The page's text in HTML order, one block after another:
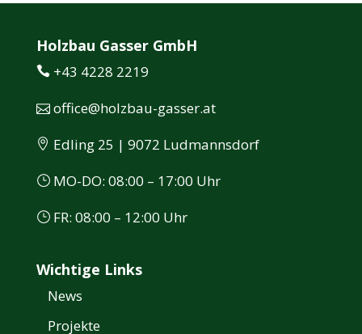
Holzbau Gasser GmbH
+43 4228 2219
office@holzbau-gasser.at
Edling 25 | 9072 Ludmannsdorf
MO-DO: 08:00 – 17:00 Uhr
FR: 08:00 – 12:00 Uhr
Wichtige Links
News
Projekte